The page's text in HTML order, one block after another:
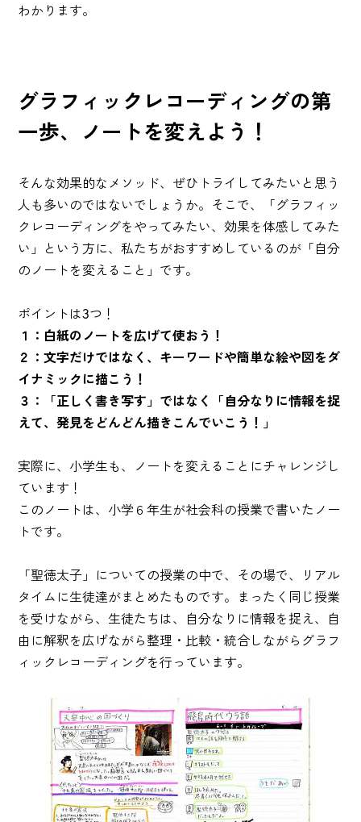
わかります。
グラフィックレコーディングの第
一歩、ノートを変えよう！
そんな効果的なメソッド、ぜひトライしてみたいと思う
人も多いのではないでしょうか。そこで、「グラフィッ
クレコーディングをやってみたい、効果を体感してみた
い」という方に、私たちがおすすめしているのが「自分
のノートを変えること」です。
ポイントは3つ！
１：白紙のノートを広げて使おう！
２：文字だけではなく、キーワードや簡単な絵や図をダ
イナミックに描こう！
３：「正しく書き写す」ではなく「自分なりに情報を捉
えて、発見をどんどん描きこんでいこう！」
実際に、小学生も、ノートを変えることにチャレンジし
ています！
このノートは、小学６年生が社会科の授業で書いたノー
トです。
「聖徳太子」についての授業の中で、その場で、リアル
タイムに生徒達がまとめたものです。まったく同じ授業
を受けながら、生徒たちは、自分なりに情報を捉え、自
由に解釈を広げながら整理・比較・統合しながらグラフ
ィックレコーディングを行っています。